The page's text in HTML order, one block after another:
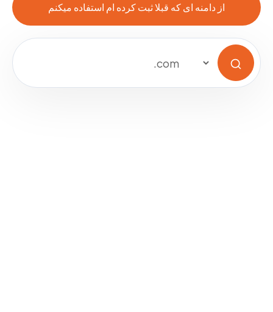
از دامنه ای که قبلا ثبت کرده ام استفاده میکنم